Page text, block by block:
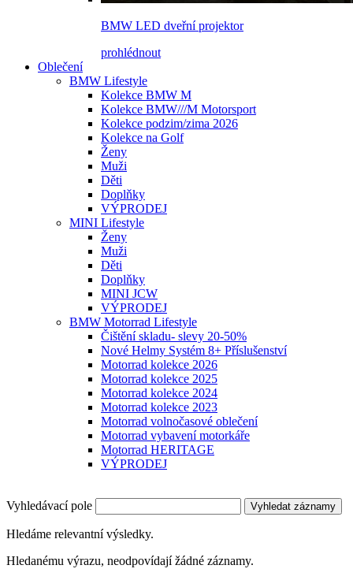
BMW LED dveřní projektor
prohlédnout
Oblečení
BMW Lifestyle
Kolekce BMW M
Kolekce BMW///M Motorsport
Kolekce podzim/zima 2026
Kolekce na Golf
Ženy
Muži
Děti
Doplňky
VÝPRODEJ
MINI Lifestyle
Ženy
Muži
Děti
Doplňky
MINI JCW
VÝPRODEJ
BMW Motorrad Lifestyle
Čištění skladu- slevy 20-50%
Nové Helmy Systém 8+ Příslušenství
Motorrad kolekce 2026
Motorrad kolekce 2025
Motorrad kolekce 2024
Motorrad kolekce 2023
Motorrad volnočasové oblečení
Motorrad vybavení motorkáře
Motorrad HERITAGE
VÝPRODEJ
Vyhledávací pole Vyhledat záznamy
Hledáme relevantní výsledky.
Hledanému výrazu, neodpovídají žádné záznamy.